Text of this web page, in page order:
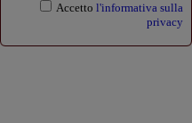
Accetto l'informativa sulla
privacy